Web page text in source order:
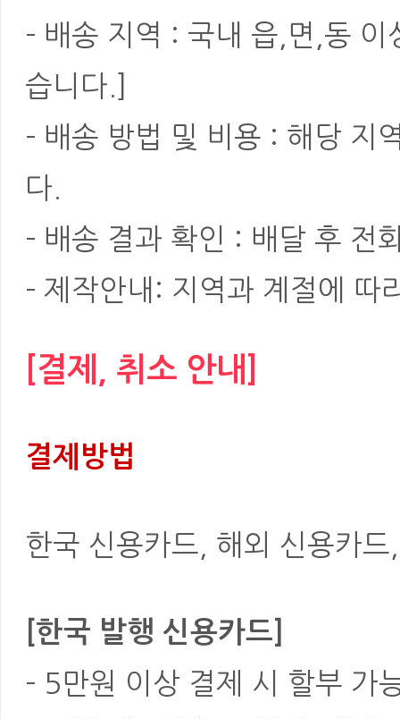
- 배송 지역 : 국내 읍,면,동
습니다.]
- 배송 방법 및 비용 : 해당 지
다.
- 배송 결과 확인 : 배달 후 전
- 제작안내: 지역과 계절에 따
[결제, 취소 안내]
결제방법
한국 신용카드, 해외 신용카
[한국 발행 신용카드]
- 5만원 이상 결제 시 할부 가